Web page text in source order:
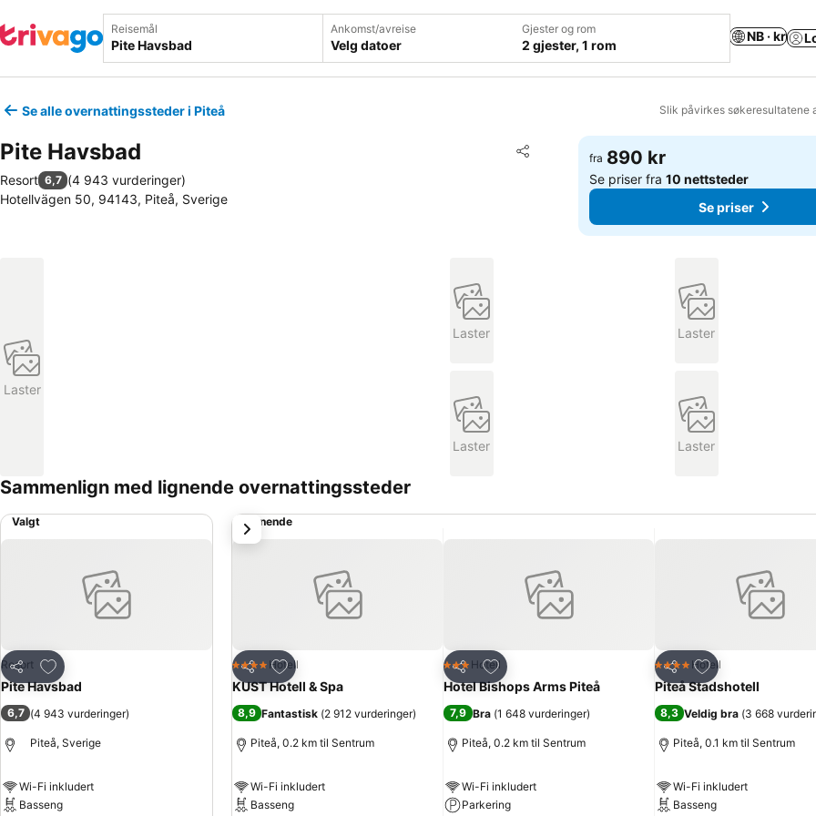
Reisemål Ankomst/avreise
Velg datoer
Gjester og rom
2 gjester, 1 rom
NB · kr
Se alle overnattingssteder i Piteå Slik påvirkes søkeresultatene
Pite Havsbad Del
Legg til i favoritter
Resort 6,7 (4 943 vurderinger)
Hotellvägen 50, 94143, Piteå, Sverige
fra 890 kr
Se priser fra10 nettsteder
Se priser
Laster
Laster Laster
Laster Laster
Sammenlign med lignende overnattingssteder
Valgt
Del
Legg til i favoritter
Resort
Pite Havsbad
6,7 (4 943 vurderinger)
Piteå, Sverige
Wi-Fi inkludert
Basseng
Lignende
Del
Legg til i favoritter
4 StjernerHotell
KUST Hotell & Spa
8,9 Fantastisk (2 912 vurderinger)
Piteå, 0.2 km til Sentrum
Wi-Fi inkludert
Basseng
Del
Legg til i favoritter
3 Stjerner
Hotell
Hotel Bishops Arms Piteå
7,9 Bra (1 648 vurderinger)
Piteå, 0.2 km til Sentrum
Wi-Fi inkludert
Parkering
Del
Legg til i favoritter
4 StjernerHotell
Piteå Stadshotell
8,3 Veldig bra (3 668
Piteå, 0.1 km til Sentrum
Wi-Fi inkludert
Basseng
Neste